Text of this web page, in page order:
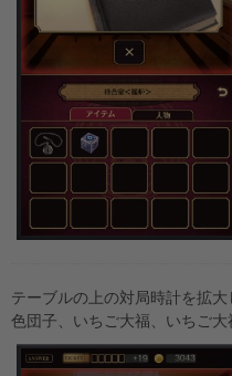
テーブルの上の対局時計を拡
色団子、いちご大福、いちご大